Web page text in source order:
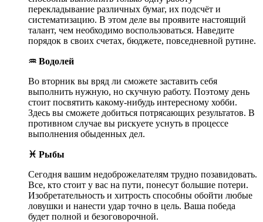
перекладывание различных бумаг, их подсчёт и
систематизацию. В этом деле вы проявите настоящий
талант, чем необходимо воспользоваться. Наведите
порядок в своих счетах, бюджете, повседневной рутине.
♒ Водолей
Во вторник вы вряд ли сможете заставить себя
выполнить нужную, но скучную работу. Поэтому день
стоит посвятить какому-нибудь интересному хобби.
Здесь вы сможете добиться потрясающих результатов. В
противном случае вы рискуете уснуть в процессе
выполнения обыденных дел.
♓ Рыбы
Сегодня вашим недоброжелателям трудно позавидовать.
Все, кто стоит у вас на пути, понесут большие потери.
Изобретательность и хитрость способны обойти любые
ловушки и нанести удар точно в цель. Ваша победа
будет полной и безоговорочной.